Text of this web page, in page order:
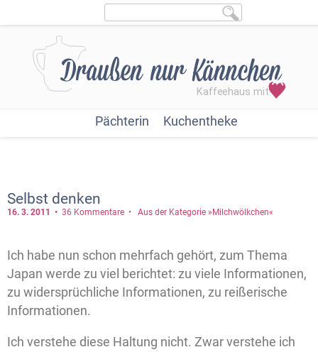
Pächterin Kuchentheke
Selbst denken
16. 3. 2011 36 Kommentare Aus der Kategorie »Milchwölkchen«
Ich habe nun schon mehrfach gehört, zum Thema
Japan werde zu viel berichtet: zu viele Informationen,
zu widersprüchliche Informationen, zu reißerische
Informationen.
Ich verstehe diese Haltung nicht. Zwar verstehe ich